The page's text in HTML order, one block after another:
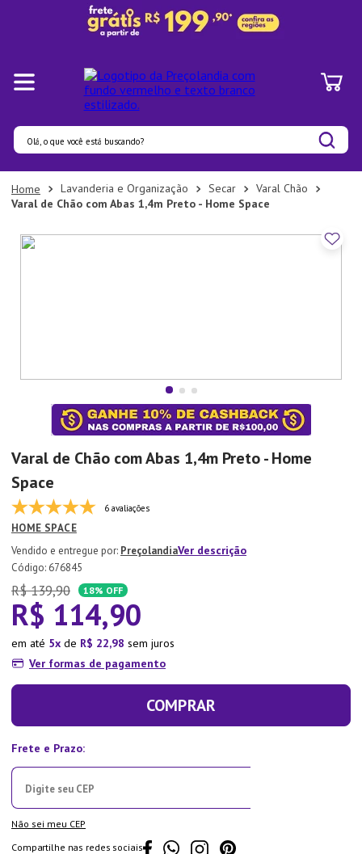
Olá, o que você está buscando?
Lavanderia e Organização Secar
Varal Chão
Varal de Chão com Abas 1,4m Preto - Home Space
Varal de Chão com Abas 1,4m Preto - Home
Space
6 avaliações
HOME SPACE
PreçolandiaVer descrição
: 676845
R$ 139,90 18% OFF
R$ 114,90
em até 5 de R$ 22,98 sem juros
Ver formas de pagamento
COMPRAR
Não sei meu CEP
Compartilhe nas redes sociais
Termos mais buscados
1º
Panelas
2º
Pratos
7º
Tapete
Aparelho Jantar
Xicara
10º Lixeira